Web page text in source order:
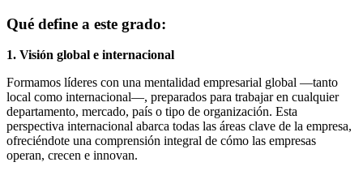
Qué define a este grado:
1. Visión global e internacional
Formamos líderes con una mentalidad empresarial global —tanto
local como internacional—, preparados para trabajar en cualquier
departamento, mercado, país o tipo de organización. Esta
perspectiva internacional abarca todas las áreas clave de la empresa,
ofreciéndote una comprensión integral de cómo las empresas
operan, crecen e innovan.